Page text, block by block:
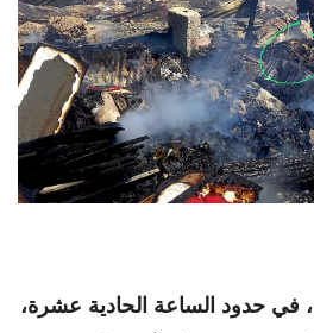
في حدود الساعة الحادية عشرة،